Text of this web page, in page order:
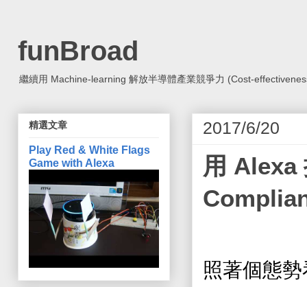
funBroad
繼續用 Machine-learning 解放半導體產業競爭力 (Cost-
2017/6/20
用 Alexa
照著個態
精選文章
Play Red & White Flags
Game with Alexa